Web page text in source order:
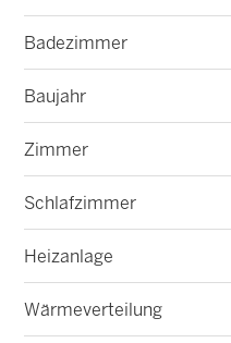
Badezimmer
Baujahr
Zimmer
Schlafzimmer
Heizanlage
Wärmeverteilung